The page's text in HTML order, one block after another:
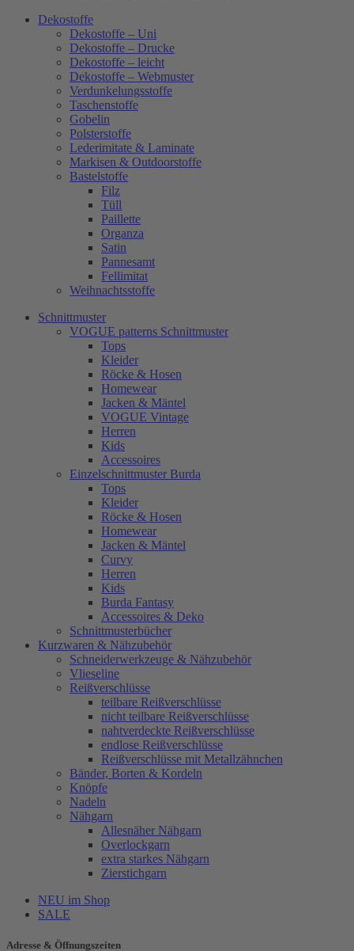
Dekostoffe
Dekostoffe – Uni
Dekostoffe – Drucke
Dekostoffe – leicht
Dekostoffe – Webmuster
Verdunkelungsstoffe
Taschenstoffe
Gobelin
Polsterstoffe
Lederimitate & Laminate
Markisen & Outdoorstoffe
Bastelstoffe
Filz
Tüll
Paillette
Organza
Satin
Pannesamt
Fellimitat
Weihnachtsstoffe
Schnittmuster
VOGUE patterns Schnittmuster
Tops
Kleider
Röcke & Hosen
Homewear
Jacken & Mäntel
VOGUE Vintage
Herren
Kids
Accessoires
Einzelschnittmuster Burda
Tops
Kleider
Röcke & Hosen
Homewear
Jacken & Mäntel
Curvy
Herren
Kids
Burda Fantasy
Accessoires & Deko
Schnittmusterbücher
Kurzwaren & Nähzubehör
Schneiderwerkzeuge & Nähzubehör
Vlieseline
Reißverschlüsse
teilbare Reißverschlüsse
nicht teilbare Reißverschlüsse
nahtverdeckte Reißverschlüsse
endlose Reißverschlüsse
Reißverschlüsse mit Metallzähnchen
Bänder, Borten & Kordeln
Knöpfe
Nadeln
Nähgarn
Allesnäher Nähgarn
Overlockgarn
extra starkes Nähgarn
Zierstichgarn
NEU im Shop
SALE
Adresse & Öffnungszeiten